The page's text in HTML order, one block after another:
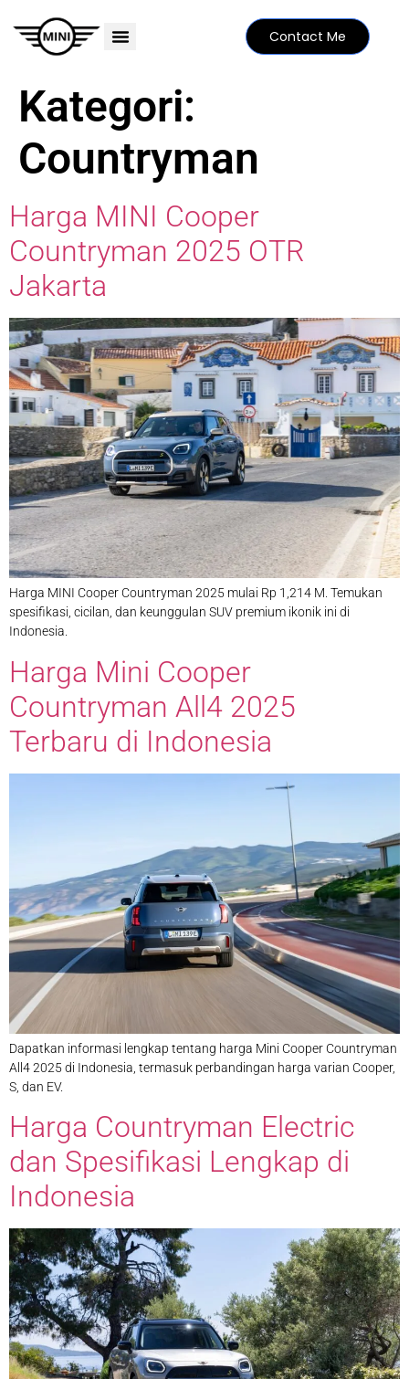
Contact Me
Kategori:
Countryman
Harga MINI Cooper
Countryman 2025 OTR
Jakarta
Harga MINI Cooper Countryman 2025 mulai Rp 1,214 M. Temukan
spesifikasi, cicilan, dan keunggulan SUV premium ikonik ini di
Indonesia.
Harga Mini Cooper
Countryman All4 2025
Terbaru di Indonesia
Dapatkan informasi lengkap tentang harga Mini Cooper Countryman
All4 2025 di Indonesia, termasuk perbandingan harga varian Cooper,
S, dan EV.
Harga Countryman Electric
dan Spesifikasi Lengkap di
Indonesia